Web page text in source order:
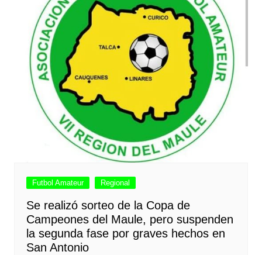
Futbol Amateur Regional
Se realizó sorteo de la Copa de
Campeones del Maule, pero suspenden
la segunda fase por graves hechos en
San Antonio